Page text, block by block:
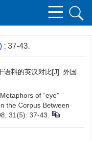
: 37-43.
语料的英汉对比[J]. 外国
of “eye”
Corpus Between
31(5): 37-43.